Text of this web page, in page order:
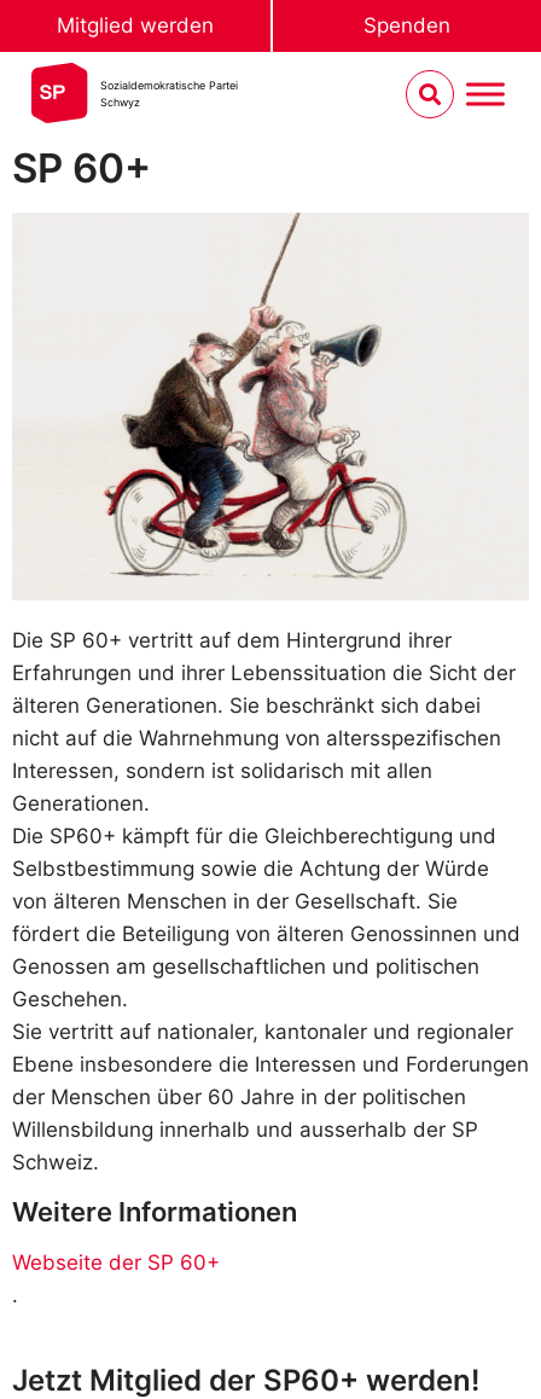
Mitglied werden Spenden
Sozialdemokratische Partei
Schwyz
SP 60+
Die SP 60+ vertritt auf dem Hintergrund ihrer
Erfahrungen und ihrer Lebenssituation die Sicht der
älteren Generationen. Sie beschränkt sich dabei
nicht auf die Wahrnehmung von altersspezifischen
Interessen, sondern ist solidarisch mit allen
Generationen.
Die SP60+ kämpft für die Gleichberechtigung und
Selbstbestimmung sowie die Achtung der Würde
von älteren Menschen in der Gesellschaft. Sie
fördert die Beteiligung von älteren Genossinnen und
Genossen am gesellschaftlichen und politischen
Geschehen.
Sie vertritt auf nationaler, kantonaler und regionaler
Ebene insbesondere die Interessen und Forderungen
der Menschen über 60 Jahre in der politischen
Willensbildung innerhalb und ausserhalb der SP
Schweiz.
Weitere Informationen
Webseite der SP 60+
.
Jetzt Mitglied der SP60+ werden!